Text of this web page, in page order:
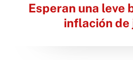
Esperan una leve
inflación de